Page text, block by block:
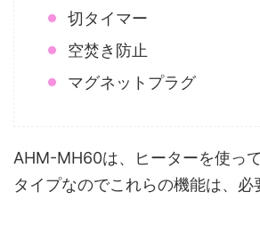
切タイマー
空焚き防止
マグネットプラグ
AHM-MH60は、ヒーターを使っ
タイプなのでこれらの機能は、必